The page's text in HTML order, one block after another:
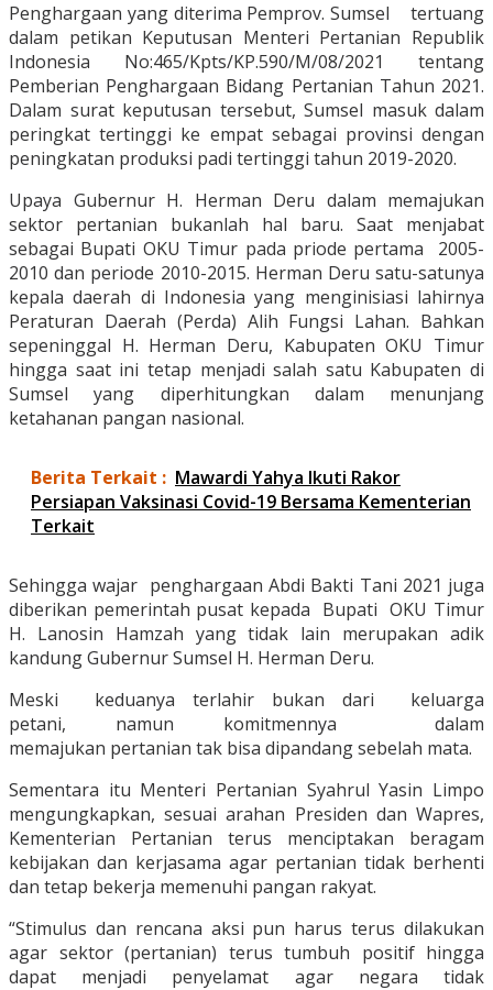
Penghargaan yang diterima Pemprov. Sumsel tertuang
dalam petikan Keputusan Menteri Pertanian Republik
Indonesia No:465/Kpts/KP.590/M/08/2021 tentang
Pemberian Penghargaan Bidang Pertanian Tahun 2021.
Dalam surat keputusan tersebut, Sumsel masuk dalam
peringkat tertinggi ke empat sebagai provinsi dengan
peningkatan produksi padi tertinggi tahun 2019-2020.
Upaya Gubernur H. Herman Deru dalam memajukan
sektor pertanian bukanlah hal baru. Saat menjabat
sebagai Bupati OKU Timur pada priode pertama 2005-
2010 dan periode 2010-2015. Herman Deru satu-satunya
kepala daerah di Indonesia yang menginisiasi lahirnya
Peraturan Daerah (Perda) Alih Fungsi Lahan. Bahkan
sepeninggal H. Herman Deru, Kabupaten OKU Timur
hingga saat ini tetap menjadi salah satu Kabupaten di
Sumsel yang diperhitungkan dalam menunjang
ketahanan pangan nasional.
Berita Terkait : Mawardi Yahya Ikuti Rakor
Persiapan Vaksinasi Covid-19 Bersama Kementerian
Terkait
Sehingga wajar penghargaan Abdi Bakti Tani 2021 juga
diberikan pemerintah pusat kepada Bupati OKU Timur
H. Lanosin Hamzah yang tidak lain merupakan adik
kandung Gubernur Sumsel H. Herman Deru.
Meski keduanya terlahir bukan dari keluarga
petani, namun komitmennya dalam
memajukan pertanian tak bisa dipandang sebelah mata.
Sementara itu Menteri Pertanian Syahrul Yasin Limpo
mengungkapkan, sesuai arahan Presiden dan Wapres,
Kementerian Pertanian terus menciptakan beragam
kebijakan dan kerjasama agar pertanian tidak berhenti
dan tetap bekerja memenuhi pangan rakyat.
“Stimulus dan rencana aksi pun harus terus dilakukan
agar sektor (pertanian) terus tumbuh positif hingga
dapat menjadi penyelamat agar negara tidak